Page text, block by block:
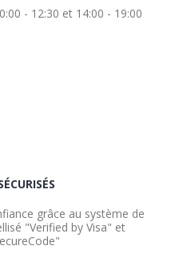
- 12:30 et 14:00 - 19:00
grâce au système de
"Verified by Visa" et